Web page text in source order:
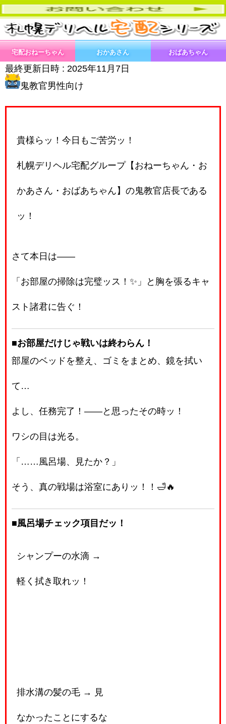
宅配おねーちゃん おかあさん おばあちゃん
最終更新日時 : 2025年11月7日
鬼教官男性向け
貴様らッ！今日もご苦労ッ！
札幌デリヘル宅配グループ【おねーちゃん・お
かあさん・おばあちゃん】の鬼教官店長である
ッ！
さて本日は――
「お部屋の掃除は完璧ッス！✨」と胸を張るキャ
スト諸君に告ぐ！
■お部屋だけじゃ戦いは終わらん！
部屋のベッドを整え、ゴミをまとめ、鏡を拭い
て…
よし、任務完了！――と思ったその時ッ！
ワシの目は光る。
「……風呂場、見たか？」
そう、真の戦場は浴室にありッ！！🛁🔥
■風呂場チェック項目だッ！
シャンプーの水滴 →
軽く拭き取れッ！
排水溝の髪の毛 → 見
なかったことにするな